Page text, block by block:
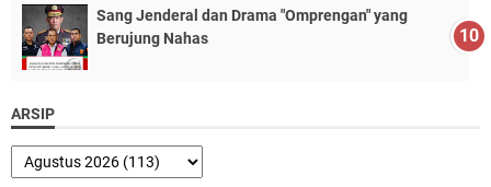
Sang Jenderal dan Drama "Omprengan" yang
Berujung Nahas
ARSIP